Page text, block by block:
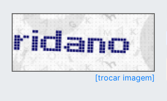
[trocar imagem]